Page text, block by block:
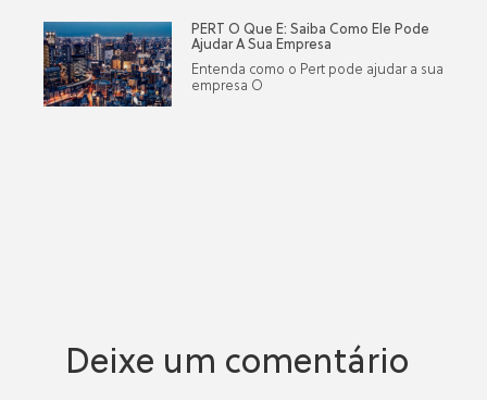
PERT O Que É: Saiba Como Ele Pode
Ajudar A Sua Empresa
Entenda como o Pert pode ajudar a sua
empresa O
Deixe um comentário